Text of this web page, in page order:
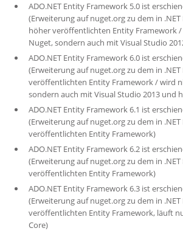
ADO.NET Entity Framework 5.0 ist
(Erweiterung auf nuget.org zu dem in
höher veröffentlichten Entity Framework
Nuget, sondern auch mit Visual Studio
ADO.NET Entity Framework 6.0 ist
(Erweiterung auf nuget.org zu dem in
veröffentlichten Entity Framework / wird
sondern auch mit Visual Studio 2013 und
ADO.NET Entity Framework 6.1 ist
(Erweiterung auf nuget.org zu dem in
veröffentlichten Entity Framework)
ADO.NET Entity Framework 6.2 ist
(Erweiterung auf nuget.org zu dem in
veröffentlichten Entity Framework)
ADO.NET Entity Framework 6.3 ist
(Erweiterung auf nuget.org zu dem in
veröffentlichten Entity Framework, läuft
Core)